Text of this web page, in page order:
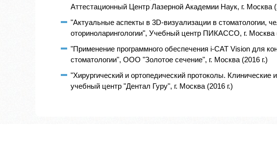
Аттестационный Центр Лазерной Академии Наук, г. Москва
"Актуальные аспекты в 3D-визуализации в стоматологии,
оториноларингологии", Учебный центр ПИКАССО, г. Москва
"Применение программного обеспечения i-CAT Vision для
стоматологии", ООО "Золотое сечение", г. Москва (2016 г.)
"Хирургический и ортопедический протоколы.
учебный центр "Дентал Гуру", г. Москва (2016 г.)